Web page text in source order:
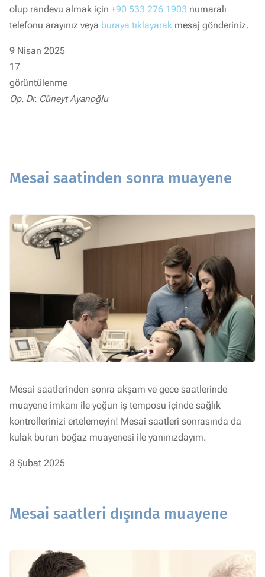
olup randevu almak için +90 533 276 1903 numaralı
telefonu arayınız veya buraya tıklayarak mesaj gönderiniz.
9 Nisan 2025
17
görüntülenme
Op. Dr. Cüneyt Ayanoğlu
Mesai saatinden sonra muayene
Mesai saatlerinden sonra akşam ve gece saatlerinde
muayene imkanı ile yoğun iş temposu içinde sağlık
kontrollerinizi ertelemeyin! Mesai saatleri sonrasında da
kulak burun boğaz muayenesi ile yanınızdayım.
8 Şubat 2025
Mesai saatleri dışında muayene